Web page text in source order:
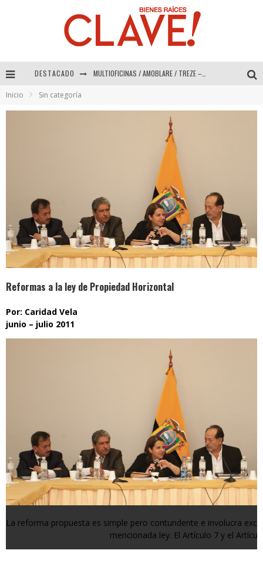
DESTACADO
Inicio Sin categoría
Reformas a la ley de Propiedad Horizontal
Por: Caridad Vela
junio – julio 2011
La reforma propuesta es simple pero contundente e involucra
mencionada ley. El Artículo 7 y el